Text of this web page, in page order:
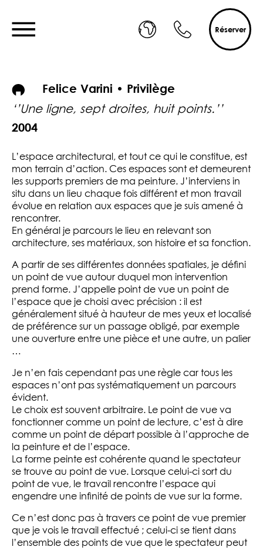
Réserver
Felice Varini • Privilège
‘’Une ligne, sept droites, huit points.’’
2004
L’espace architectural, et tout ce qui le constitue, est
mon terrain d’action. Ces espaces sont et demeurent
les supports premiers de ma peinture. J’interviens in
situ dans un lieu chaque fois différent et mon travail
évolue en relation aux espaces que je suis amené à
rencontrer.
En général je parcours le lieu en relevant son
architecture, ses matériaux, son histoire et sa fonction.
A partir de ses différentes données spatiales, je défini
un point de vue autour duquel mon intervention
prend forme. J’appelle point de vue un point de
l’espace que je choisi avec précision : il est
généralement situé à hauteur de mes yeux et localisé
de préférence sur un passage obligé, par exemple
une ouverture entre une pièce et une autre, un palier
…
Je n’en fais cependant pas une règle car tous les
espaces n’ont pas systématiquement un parcours
évident.
Le choix est souvent arbitraire. Le point de vue va
fonctionner comme un point de lecture, c’est à dire
comme un point de départ possible à l’approche de
la peinture et de l’espace.
La forme peinte est cohérente quand le spectateur
se trouve au point de vue. Lorsque celui-ci sort du
point de vue, le travail rencontre l’espace qui
engendre une infinité de points de vue sur la forme.
Ce n’est donc pas à travers ce point de vue premier
que je vois le travail effectué ; celui-ci se tient dans
l’ensemble des points de vue que le spectateur peut